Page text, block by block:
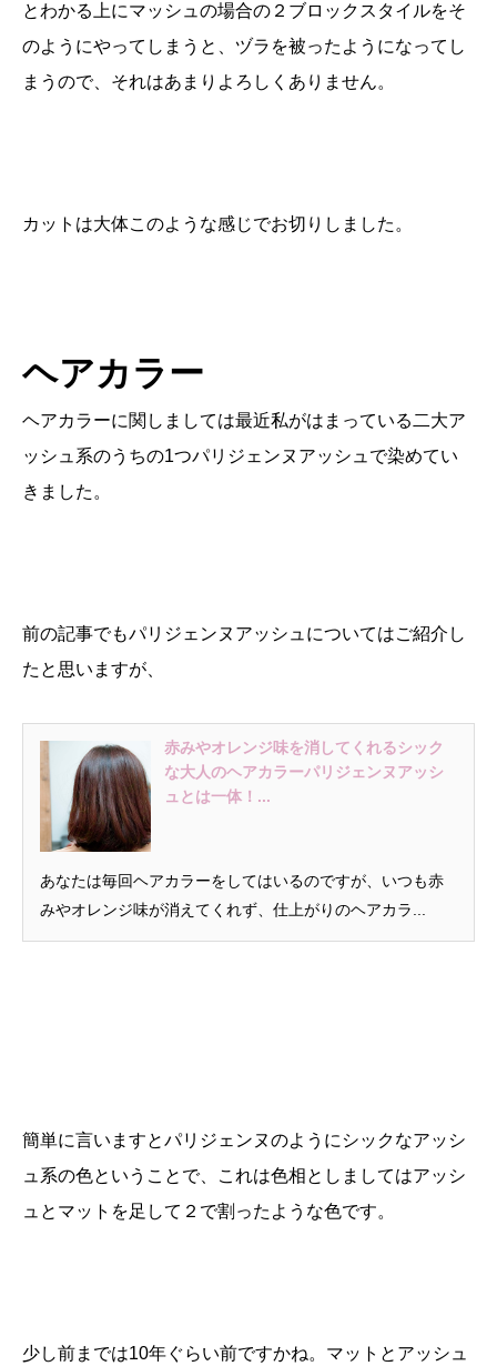
とわかる上にマッシュの場合の２ブロックスタイルをそ
のようにやってしまうと、ヅラを被ったようになってし
まうので、それはあまりよろしくありません。
カットは大体このような感じでお切りしました。
ヘアカラー
ヘアカラーに関しましては最近私がはまっている二大ア
ッシュ系のうちの1つパリジェンヌアッシュで染めてい
きました。
前の記事でもパリジェンヌアッシュについてはご紹介し
たと思いますが、
赤みやオレンジ味を消してくれるシック
な大人のヘアカラーパリジェンヌアッシ
ュとは一体！...
あなたは毎回ヘアカラーをしてはいるのですが、いつも赤
みやオレンジ味が消えてくれず、仕上がりのヘアカラ...
簡単に言いますとパリジェンヌのようにシックなアッシ
ュ系の色ということで、これは色相としましてはアッシ
ュとマットを足して２で割ったような色です。
少し前までは10年ぐらい前ですかね。マットとアッシュ